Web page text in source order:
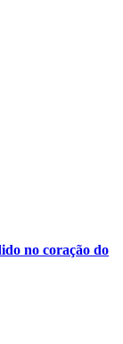
no coração do